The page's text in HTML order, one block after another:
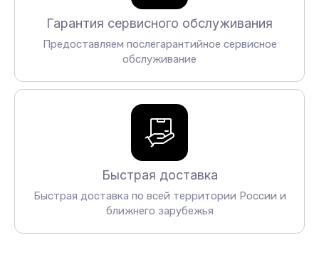
Гарантия сервисного обслуживания
Предоставляем послегарантийное сервисное
обслуживание
Быстрая доставка
Быстрая доставка по всей территории России и
ближнего зарубежья